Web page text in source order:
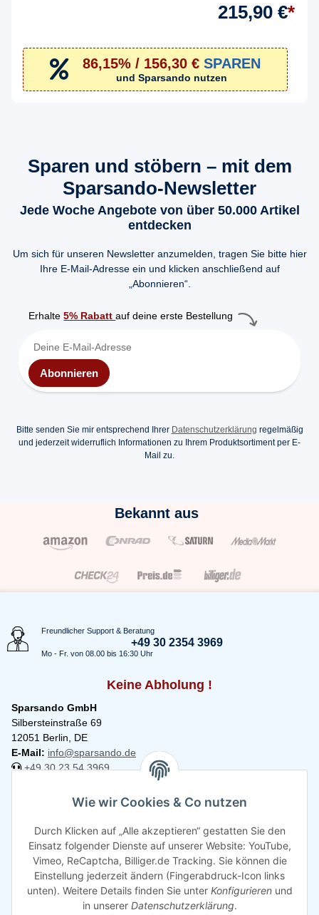
215,90 €*
86,15% / 156,30 € SPAREN
und Sparsando nutzen
Sparen und stöbern – mit dem
Sparsando-Newsletter
Jede Woche Angebote von über 50.000 Artikel
entdecken
Um sich für unseren Newsletter anzumelden, tragen Sie bitte hier
Ihre E-Mail-Adresse ein und klicken anschließend auf
„Abonnieren“.
Erhalte5% Rabattauf deine erste Bestellung
Abonnieren
Bitte senden Sie mir entsprechend Ihrer Datenschutzerklärung regelmäßig
und jederzeit widerruflich Informationen zu Ihrem Produktsortiment per E-
Mail zu.
Bekannt aus
Freundlicher Support & Beratung
+49 30 2354 3969
Mo - Fr. von 08.00 bis 16:30 Uhr
Keine Abholung !
Sparsando GmbH
Silbersteinstraße 69
12051 Berlin, DE
E-Mail: info@sparsando.de
+49 30 23 54 3969
Informationen
Rechtliches
Wie wir Cookies & Co nutzen
Durch Klicken auf „Alle akzeptieren“ gestatten Sie den
Einsatz folgender Dienste auf unserer Website: YouTube,
Vimeo, ReCaptcha, Billiger.de Tracking. Sie können die
Einstellung jederzeit ändern (Fingerabdruck-Icon links
unten). Weitere Details finden Sie unter Konfigurierenund
in unserer Datenschutzerklärung.